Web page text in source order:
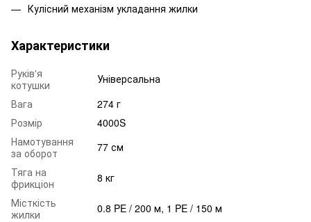
Кулісний механізм укладання жилки
Характеристики
Руків'я
котушки
Універсальна
Вага
274 г
Розмір
4000S
Намотування
за оборот
77 см
Тяга на
фрикціон
8 кг
Місткість
жилки
0.8 PE / 200 м, 1 PE / 150 м